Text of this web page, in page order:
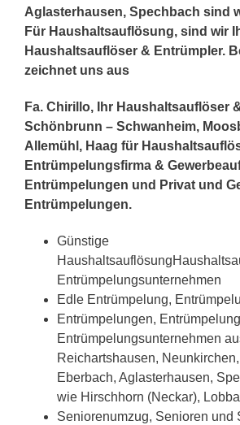
Aglasterhausen, Spechbach sind
Für Haushaltsauflösung, sind wir
Haushaltsauflöser & Entrümpler.
zeichnet uns aus
Fa. Chirillo, Ihr Haushaltsauflöser
Schönbrunn – Schwanheim,
Allemühl, Haag für
Entrümpelungsfirma &
Entrümpelungen und Privat und
Entrümpelungen.
Günstige
Entrümpelungsunternehmen
Edle Entrümpelung,
Entrümpelungen,
Entrümpelungsunternehmen
Reichartshausen,
Eberbach, Aglasterhausen,
wie Hirschhorn (Neckar),
Seniorenumzug, Senioren und